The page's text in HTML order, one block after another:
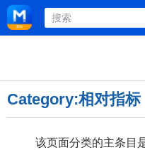
Category:相对指标
该页面分类的主条目